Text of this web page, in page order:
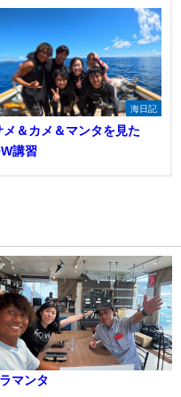
海日記
メ＆カメ＆マンタを見た
講習
マンタ